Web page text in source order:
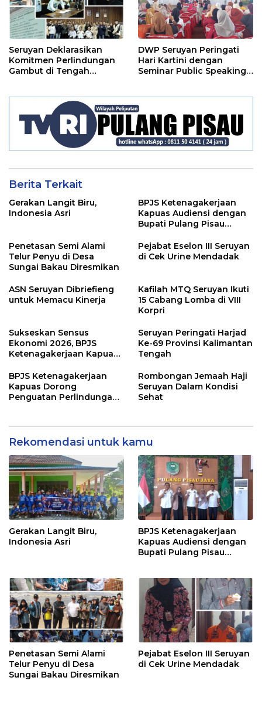
Seruyan Deklarasikan
Komitmen Perlindungan
Gambut di Tengah
DWP Seruyan Peringati
Hari Kartini dengan
Seminar Public Speaking
Berita Terkait
Gerakan Langit Biru,
Indonesia Asri
BPJS Ketenagakerjaan
Kapuas Audiensi dengan
Bupati Pulang Pisau
Ekosistem Desa, dan
Pekerja Rentan
Penetasan Semi Alami
Telur Penyu di Desa
Sungai Bakau Diresmikan
Pejabat Eselon III Seruyan
di Cek Urine Mendadak
ASN Seruyan Dibriefieng
untuk Memacu Kinerja
Kafilah MTQ Seruyan Ikuti
15 Cabang Lomba di VIII
Korpri
Sukseskan Sensus
Ekonomi 2026, BPJS
Ketenagakerjaan Kapuas
Petugas Lapangan
Seruyan Peringati Harjad
Ke-69 Provinsi Kalimantan
Tengah
BPJS Ketenagakerjaan
Kapuas Dorong
Penguatan Perlindungan
Rombongan Jemaah Haji
Seruyan Dalam Kondisi
Sehat
Rekomendasi untuk kamu
Gerakan Langit Biru,
Indonesia Asri
BPJS Ketenagakerjaan
Kapuas Audiensi dengan
Bupati Pulang Pisau
Pekerja Rentan
Penetasan Semi Alami
Telur Penyu di Desa
Sungai Bakau Diresmikan
Pejabat Eselon III Seruyan
di Cek Urine Mendadak